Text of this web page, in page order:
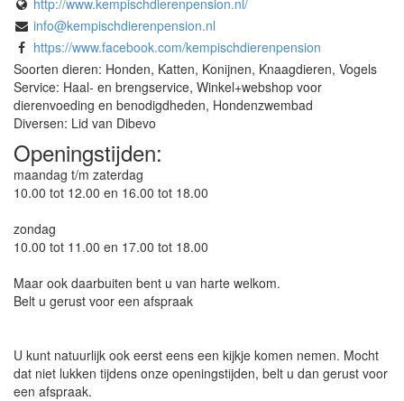
info@kempischdierenpension.nl
https://www.facebook.com/kempischdierenpension
Soorten dieren: Honden, Katten, Konijnen, Knaagdieren, Vogels
Service: Haal- en brengservice, Winkel+webshop voor
dierenvoeding en benodigdheden, Hondenzwembad
Diversen: Lid van Dibevo
Openingstijden:
maandag t/m zaterdag
10.00 tot 12.00 en 16.00 tot 18.00
zondag
10.00 tot 11.00 en 17.00 tot 18.00
Maar ook daarbuiten bent u van harte welkom.
Belt u gerust voor een afspraak
U kunt natuurlijk ook eerst eens een kijkje komen nemen. Mocht
dat niet lukken tijdens onze openingstijden, belt u dan gerust voor
een afspraak.